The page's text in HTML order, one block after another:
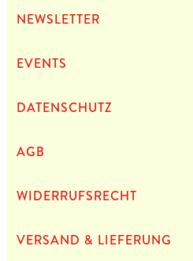
NEWS­LET­TER
EVENTS
DATEN­SCHUTZ
AGB
WIDERRUFSRECHT
VERSAND & LIEFERUNG